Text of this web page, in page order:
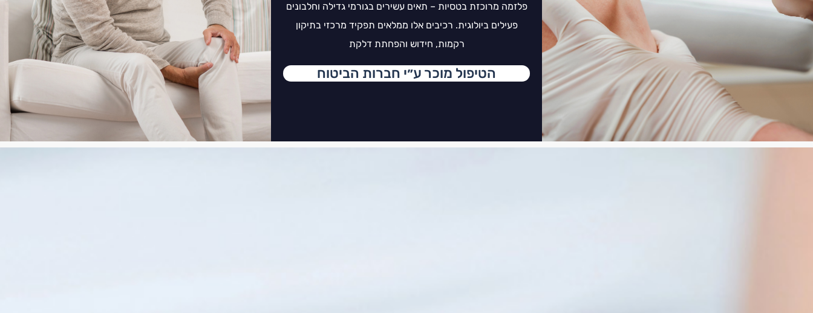
פלזמה מרוכזת בטסיות – תאים עשירים בגורמי גדילה וחלבונים
פעילים ביולוגית. רכיבים אלו ממלאים תפקיד מרכזי בתיקון
רקמות, חידוש והפחתת דלקת
הטיפול מוכר ע״י חברות הביטוח